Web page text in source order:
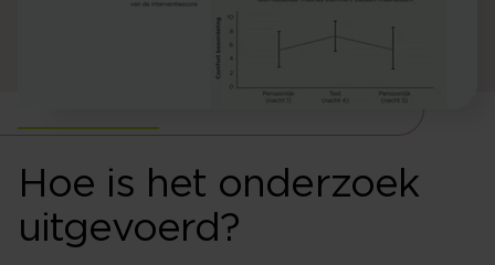
Hoe is het onderzoek
uitgevoerd?